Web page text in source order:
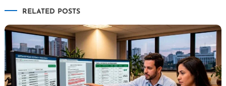
RELATED POSTS